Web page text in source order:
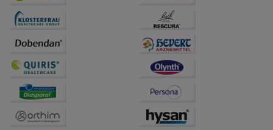
Dritte wie z.B. Google oder soziale Medien
übertragen werden.